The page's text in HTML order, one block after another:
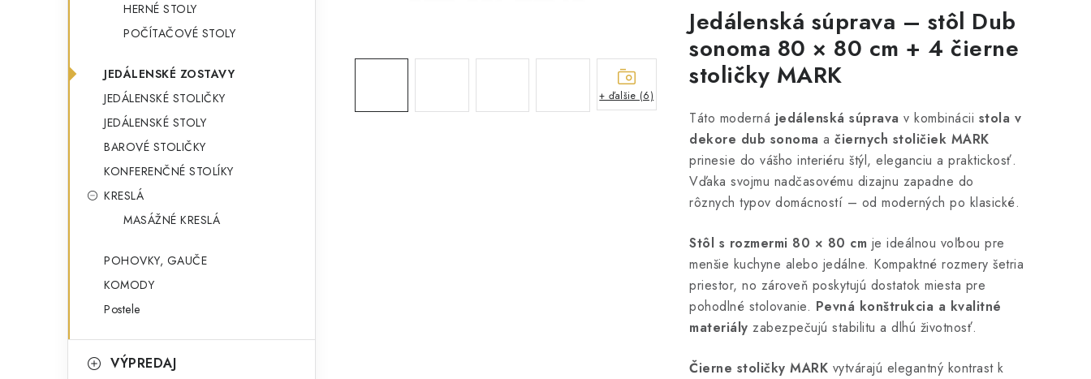
e
HERNÉ STOLY
POČÍTAČOVÉ STOLY
JEDÁLENSKÉ ZOSTAVY
JEDÁLENSKÉ STOLIČKY
JEDÁLENSKÉ STOLY
BAROVÉ STOLIČKY
KONFERENČNÉ STOLÍKY
KRESLÁ
MASÁŽNÉ KRESLÁ
POHOVKY, GAUČE
KOMODY
Postele
VÝPREDAJ
Jedálenská súprava – stôl Dub
sonoma 80 × 80 cm + 4 čierne
stoličky MARK
Táto moderná jedálenská súprava v kombinácii stola v
dekore dub sonoma a čiernych stoličiek MARK
prinesie do vášho interiéru štýl, eleganciu a praktickosť.
Vďaka svojmu nadčasovému dizajnu zapadne do
rôznych typov domácností – od moderných po klasické.
Stôl s rozmermi 80 × 80 cm je ideálnou voľbou pre
menšie kuchyne alebo jedálne. Kompaktné rozmery šetria
priestor, no zároveň poskytujú dostatok miesta pre
pohodlné stolovanie. Pevná konštrukcia a kvalitné
materiály zabezpečujú stabilitu a dlhú životnosť.
Čierne stoličky MARK vytvárajú elegantný kontrast k
+ ďalšie (6)